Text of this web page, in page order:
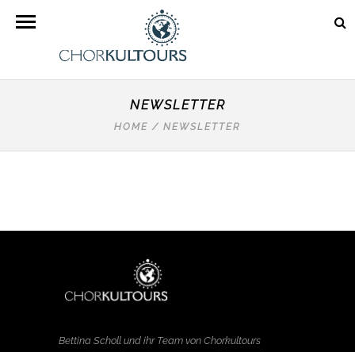
NEWSLETTER
HOME / NEWSLETTER
Bettina Scholl und ihr Team von Chorkultours